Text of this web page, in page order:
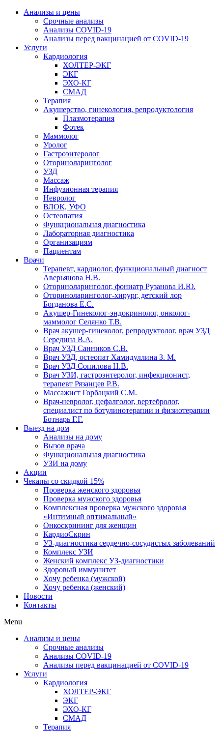
Анализы и цены
Срочные анализы
Анализы COVID-19
Анализы перед вакцинацией от COVID-19
Услуги
Кардиология
ХОЛТЕР-ЭКГ
ЭКГ
ЭХО-КГ
СМАД
Терапия
Акушерство, гинекология, репродуктология
Плазмотерапия
Фотек
Маммолог
Уролог
Гастроэнтеролог
Оториноларинголог
УЗД
Массаж
Инфузионная терапия
Невролог
ВЛОК, УФО
Остеопатия
Функциональная диагностика
Лабораторная диагностика
Организациям
Пациентам
Врачи
Терапевт, кардиолог, функциональный диагност
Аверьянова Н.В.
Оториноларинголог, фониатр Рузанова И.Ю.
Оториноларинголог-хирург, детский лор
Богданова Е.С.
Акушер-Гинеколог-эндокринолог, онколог-
маммолог Селянко Т.В.
Врач акушер-гинеколог, репродуктолог, врач УЗД
Середина В.А.
Врач УЗД Санников С.В.
Врач УЗД, остеопат Хамидуллина З. М.
Врач УЗД Сопилова Н.В.
Врач УЗИ, гастроэнтеролог, инфекционист,
терапевт Рязанцев Р.В.
Массажист Горбацкий С.М.
Врач-невролог, цефалголог, вертебролог,
специалист по ботулинотерапии и физиотерапии
Ботнарь Г.Г.
Выезд на дом
Анализы на дому
Вызов врача
Функциональная диагностика
УЗИ на дому
Акции
Чекапы со скидкой 15%
Проверка женского здоровья
Проверка мужского здоровья
Комплексная проверка мужского здоровья
«Интимный оптимальный»
Онкоcкрининг для женщин
КардиоСкрин
УЗ-диагностика сердечно-сосудистых заболеваний
Комплекс УЗИ
Женский комплекс УЗ-диагностики
Здоровый иммунитет
Хочу ребенка (мужской)
Хочу ребенка (женский)
Новости
Контакты
Menu
Анализы и цены
Срочные анализы
Анализы COVID-19
Анализы перед вакцинацией от COVID-19
Услуги
Кардиология
ХОЛТЕР-ЭКГ
ЭКГ
ЭХО-КГ
СМАД
Терапия